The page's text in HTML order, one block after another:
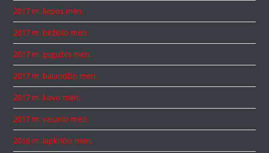
2017 m. liepos mėn.
2017 m. birželio mėn.
2017 m. gegužės mėn.
2017 m. balandžio mėn.
2017 m. kovo mėn.
2017 m. vasario mėn.
2016 m. lapkričio mėn.